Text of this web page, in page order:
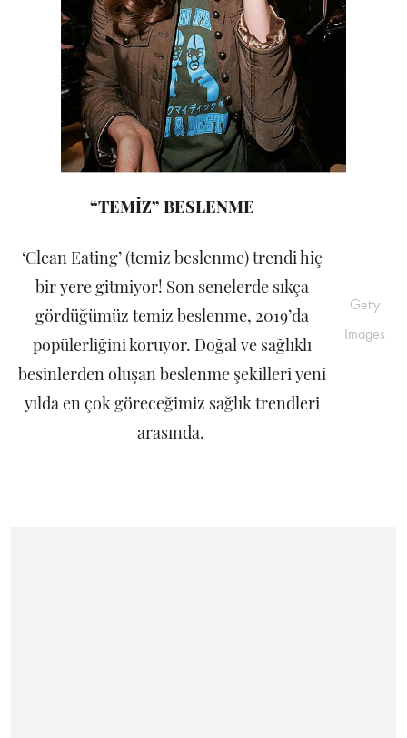
“TEMİZ” BESLENME
‘Clean Eating’ (temiz beslenme) trendi hiç
bir yere gitmiyor! Son senelerde sıkça
gördüğümüz temiz beslenme, 2019’da
popülerliğini koruyor. Doğal ve sağlıklı
besinlerden oluşan beslenme şekilleri yeni
yılda en çok göreceğimiz sağlık trendleri
arasında.
Getty
Images